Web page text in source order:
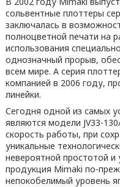
сольвентные плоттеры
заключалась в
полноцветной печати на
использования
однозначный прорыв,
всем мире. А серия
компанией в 2006 году,
линейки.
Сегодня одной из самых
являются модели JV33-
скорость работы, при
уникальные
невероятной простотой и
продукция Mimaki по-
непокобелимый уровень